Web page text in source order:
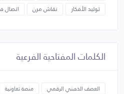
توليد الأفكار
نقاش مرن اتصال
الكلمات المفتاحية الفرعية
العصف الذهني الرقمي منصة تعاونية